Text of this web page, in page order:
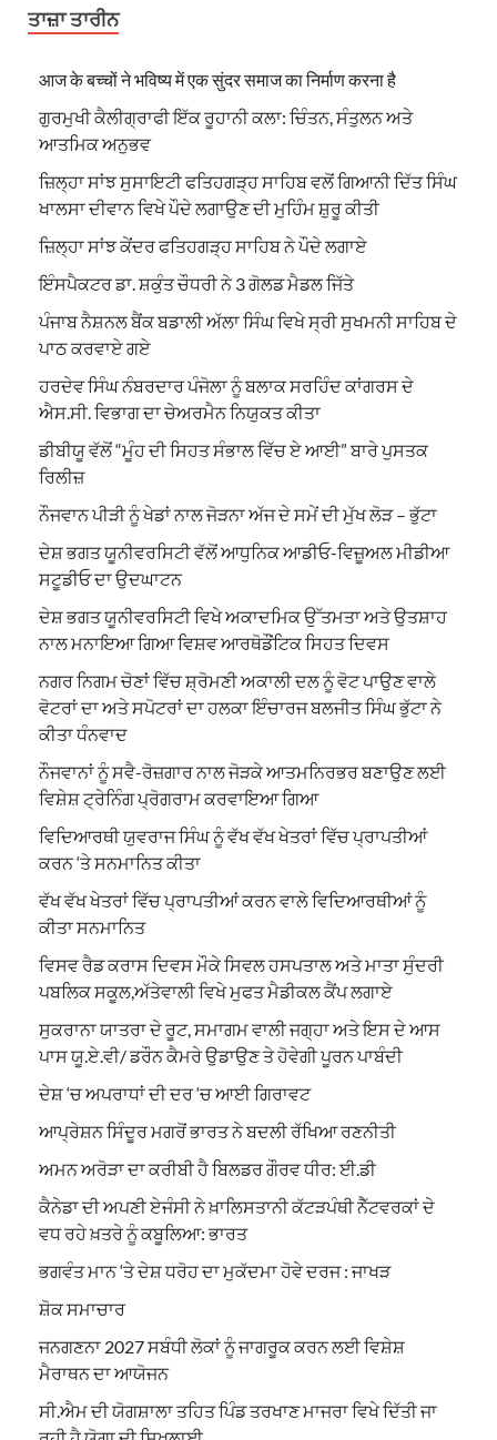
ਤਾਜ਼ਾ ਤਾਰੀਨ
आज के बच्चों ने भविष्य में एक सुंदर समाज का निर्माण करना है
ਗੁਰਮੁਖੀ ਕੈਲੀਗ੍ਰਾਫੀ ਇੱਕ ਰੂਹਾਨੀ ਕਲਾ: ਚਿੰਤਨ, ਸੰਤੁਲਨ ਅਤੇ
ਆਤਮਿਕ ਅਨੁਭਵ
ਜ਼ਿਲ੍ਹਾ ਸਾਂਝ ਸੁਸਾਇਟੀ ਫਤਿਹਗੜ੍ਹ ਸਾਹਿਬ ਵਲੋਂ ਗਿਆਨੀ ਦਿੱਤ ਸਿੰਘ
ਖਾਲਸਾ ਦੀਵਾਨ ਵਿਖੇ ਪੌਦੇ ਲਗਾਉਣ ਦੀ ਮੁਹਿੰਮ ਸ਼ੁਰੂ ਕੀਤੀ
ਜ਼ਿਲ੍ਹਾ ਸਾਂਝ ਕੇਂਦਰ ਫਤਿਹਗੜ੍ਹ ਸਾਹਿਬ ਨੇ ਪੌਦੇ ਲਗਾਏ
ਇੰਸਪੈਕਟਰ ਡਾ. ਸ਼ਕੁੰਤ ਚੌਧਰੀ ਨੇ 3 ਗੋਲਡ ਮੈਡਲ ਜਿੱਤੇ
ਪੰਜਾਬ ਨੈਸ਼ਨਲ ਬੈਂਕ ਬਡਾਲੀ ਅੱਲਾ ਸਿੰਘ ਵਿਖੇ ਸ੍ਰੀ ਸੁਖਮਨੀ ਸਾਹਿਬ ਦੇ
ਪਾਠ ਕਰਵਾਏ ਗਏ
ਹਰਦੇਵ ਸਿੰਘ ਨੰਬਰਦਾਰ ਪੰਜੋਲਾ ਨੂੰ ਬਲਾਕ ਸਰਹਿੰਦ ਕਾਂਗਰਸ ਦੇ
ਐਸ.ਸੀ. ਵਿਭਾਗ ਦਾ ਚੇਅਰਮੈਨ ਨਿਯੁਕਤ ਕੀਤਾ
ਡੀਬੀਯੂ ਵੱਲੋਂ “ਮੂੰਹ ਦੀ ਸਿਹਤ ਸੰਭਾਲ ਵਿੱਚ ਏ ਆਈ” ਬਾਰੇ ਪੁਸਤਕ
ਰਿਲੀਜ਼
ਨੌਜਵਾਨ ਪੀੜੀ ਨੂੰ ਖੇਡਾਂ ਨਾਲ ਜੋੜਨਾ ਅੱਜ ਦੇ ਸਮੇਂ ਦੀ ਮੁੱਖ ਲੋੜ – ਭੁੱਟਾ
ਦੇਸ਼ ਭਗਤ ਯੂਨੀਵਰਸਿਟੀ ਵੱਲੋਂ ਆਧੁਨਿਕ ਆਡੀਓ-ਵਿਜ਼ੂਅਲ ਮੀਡੀਆ
ਸਟੂਡੀਓ ਦਾ ਉਦਘਾਟਨ
ਦੇਸ਼ ਭਗਤ ਯੂਨੀਵਰਸਿਟੀ ਵਿਖੇ ਅਕਾਦਮਿਕ ਉੱਤਮਤਾ ਅਤੇ ਉਤਸ਼ਾਹ
ਨਾਲ ਮਨਾਇਆ ਗਿਆ ਵਿਸ਼ਵ ਆਰਥੋਡੌਂਟਿਕ ਸਿਹਤ ਦਿਵਸ
ਨਗਰ ਨਿਗਮ ਚੋਣਾਂ ਵਿੱਚ ਸ਼੍ਰੋਮਣੀ ਅਕਾਲੀ ਦਲ ਨੂੰ ਵੋਟ ਪਾਉਣ ਵਾਲੇ
ਵੋਟਰਾਂ ਦਾ ਅਤੇ ਸਪੋਟਰਾਂ ਦਾ ਹਲਕਾ ਇੰਚਾਰਜ ਬਲਜੀਤ ਸਿੰਘ ਭੁੱਟਾ ਨੇ
ਕੀਤਾ ਧੰਨਵਾਦ
ਨੌਜਵਾਨਾਂ ਨੂੰ ਸਵੈ-ਰੋਜ਼ਗਾਰ ਨਾਲ ਜੋੜਕੇ ਆਤਮਨਿਰਭਰ ਬਣਾਉਣ ਲਈ
ਵਿਸ਼ੇਸ਼ ਟ੍ਰੇਨਿੰਗ ਪ੍ਰੋਗਰਾਮ ਕਰਵਾਇਆ ਗਿਆ
ਵਿਦਿਆਰਥੀ ਯੁਵਰਾਜ ਸਿੰਘ ਨੂੰ ਵੱਖ ਵੱਖ ਖੇਤਰਾਂ ਵਿੱਚ ਪ੍ਰਾਪਤੀਆਂ
ਕਰਨ ‘ਤੇ ਸਨਮਾਨਿਤ ਕੀਤਾ
ਵੱਖ ਵੱਖ ਖੇਤਰਾਂ ਵਿੱਚ ਪ੍ਰਾਪਤੀਆਂ ਕਰਨ ਵਾਲੇ ਵਿਦਿਆਰਥੀਆਂ ਨੂੰ
ਕੀਤਾ ਸਨਮਾਨਿਤ
ਵਿਸਵ ਰੈਡ ਕਰਾਸ ਦਿਵਸ ਮੌਕੇ ਸਿਵਲ ਹਸਪਤਾਲ ਅਤੇ ਮਾਤਾ ਸੁੰਦਰੀ
ਪਬਲਿਕ ਸਕੂਲ,ਅੱਤੇਵਾਲੀ ਵਿਖੇ ਮੁਫਤ ਮੈਡੀਕਲ ਕੈਂਪ ਲਗਾਏ
ਸੁਕਰਾਨਾ ਯਾਤਰਾ ਦੇ ਰੂਟ, ਸਮਾਗਮ ਵਾਲੀ ਜਗ੍ਹਾ ਅਤੇ ਇਸ ਦੇ ਆਸ
ਪਾਸ ਯੂ.ਏ.ਵੀ/ ਡਰੌਨ ਕੈਮਰੇ ਉਡਾਉਣ ਤੇ ਹੋਵੇਗੀ ਪੂਰਨ ਪਾਬੰਦੀ
ਦੇਸ਼ ‘ਚ ਅਪਰਾਧਾਂ ਦੀ ਦਰ ‘ਚ ਆਈ ਗਿਰਾਵਟ
ਆਪ੍ਰੇਸ਼ਨ ਸਿੰਦੂਰ ਮਗਰੋਂ ਭਾਰਤ ਨੇ ਬਦਲੀ ਰੱਖਿਆ ਰਣਨੀਤੀ
ਅਮਨ ਅਰੋੜਾ ਦਾ ਕਰੀਬੀ ਹੈ ਬਿਲਡਰ ਗੌਰਵ ਧੀਰ: ਈ.ਡੀ
ਕੈਨੇਡਾ ਦੀ ਅਪਣੀ ਏਜੰਸੀ ਨੇ ਖ਼ਾਲਿਸਤਾਨੀ ਕੱਟੜਪੰਥੀ ਨੈੱਟਵਰਕਾਂ ਦੇ
ਵਧ ਰਹੇ ਖ਼ਤਰੇ ਨੂੰ ਕਬੂਲਿਆ: ਭਾਰਤ
ਭਗਵੰਤ ਮਾਨ ‘ਤੇ ਦੇਸ਼ ਧਰੋਹ ਦਾ ਮੁਕੱਦਮਾ ਹੋਵੇ ਦਰਜ : ਜਾਖੜ
ਸ਼ੋਕ ਸਮਾਚਾਰ
ਜਨਗਣਨਾ 2027 ਸਬੰਧੀ ਲੋਕਾਂ ਨੂੰ ਜਾਗਰੂਕ ਕਰਨ ਲਈ ਵਿਸ਼ੇਸ਼
ਮੈਰਾਥਨ ਦਾ ਆਯੋਜਨ
ਸੀ.ਐਮ ਦੀ ਯੋਗਸ਼ਾਲਾ ਤਹਿਤ ਪਿੰਡ ਤਰਖਾਣ ਮਾਜਰਾ ਵਿਖੇ ਦਿੱਤੀ ਜਾ